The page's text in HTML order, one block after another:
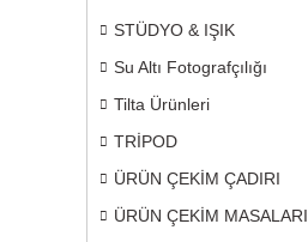
STÜDYO & IŞIK
Su Altı Fotografçılığı
Tilta Ürünleri
TRİPOD
ÜRÜN ÇEKİM ÇADIRI
ÜRÜN ÇEKİM MASALARI